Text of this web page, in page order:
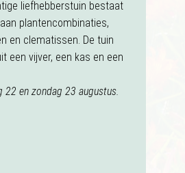
liefhebberstuin bestaat
plantencombinaties,
en clematissen. De tuin
een vijver, een kas en een
22 en zondag 23 augustus.